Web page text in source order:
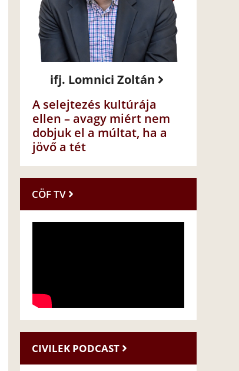
ifj. Lomnici Zoltán
A selejtezés kultúrája
ellen – avagy miért nem
dobjuk el a múltat, ha a
jövő a tét
CÖF TV
CIVILEK PODCAST